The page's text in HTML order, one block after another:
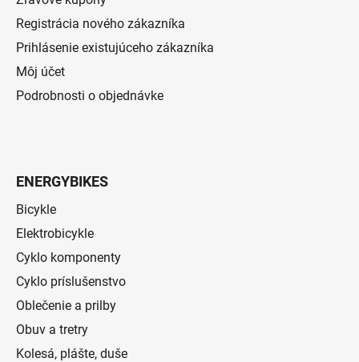
Registrácia nového zákazníka
Prihlásenie existujúceho zákazníka
Môj účet
Podrobnosti o objednávke
ENERGYBIKES
Bicykle
Elektrobicykle
Cyklo komponenty
Cyklo príslušenstvo
Oblečenie a prilby
Obuv a tretry
Kolesá, plášte, duše